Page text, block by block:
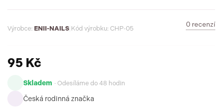
Výrobce: ENII-NAILS Kód výrobku: CHP-05
0 recenzí
95 Kč
Skladem · Odesíláme do 48 hodin
Česká rodinná značka